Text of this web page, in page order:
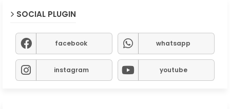
SOCIAL PLUGIN
facebook whatsapp
instagram youtube